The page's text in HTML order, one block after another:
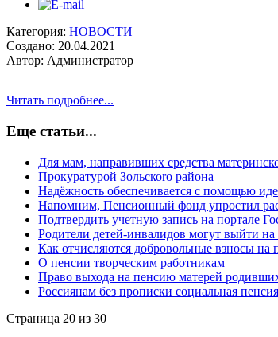
Категория: НОВОСТИ
Создано: 20.04.2021
Автор: Администратор
Читать подробнее...
Еще статьи...
Для мам, направивших средства
Прокуратурой Зольскоrо района
Надёжность обеспечивается с помощью
Напомним, Пенсионный фонд упростил
Подтвердить учетную запись на портале
Родители детей-инвалидов могут выйти
Как отчисляются добровольные взносы на
О пенсии творческим работникам
Право выхода на пенсию матерей
Россиянам без прописки социальная пенсия
Страница 20 из 30